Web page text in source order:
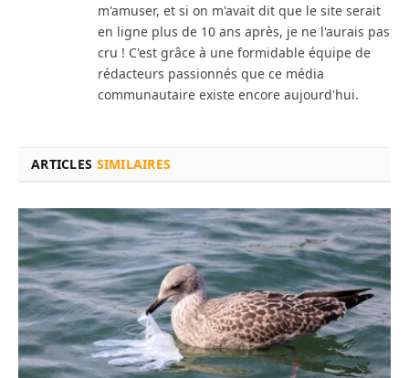
m'amuser, et si on m'avait dit que le site serait
en ligne plus de 10 ans après, je ne l'aurais pas
cru ! C'est grâce à une formidable équipe de
rédacteurs passionnés que ce média
communautaire existe encore aujourd'hui.
ARTICLES SIMILAIRES